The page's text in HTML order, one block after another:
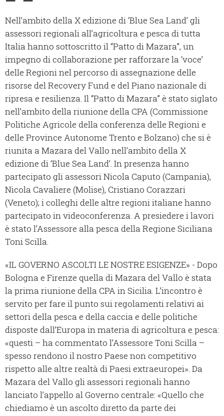
Nell’ambito della X edizione di ‘Blue Sea Land’ gli
assessori regionali all’agricoltura e pesca di tutta
Italia hanno sottoscritto il “Patto di Mazara”, un
impegno di collaborazione per rafforzare la ‘voce’
delle Regioni nel percorso di assegnazione delle
risorse del Recovery Fund e del Piano nazionale di
ripresa e resilienza. Il “Patto di Mazara” è stato siglato
nell’ambito della riunione della CPA (Commissione
Politiche Agricole della conferenza delle Regioni e
delle Province Autonome Trento e Bolzano) che si è
riunita a Mazara del Vallo nell’ambito della X
edizione di ‘Blue Sea Land’. In presenza hanno
partecipato gli assessori Nicola Caputo (Campania),
Nicola Cavaliere (Molise), Cristiano Corazzari
(Veneto); i colleghi delle altre regioni italiane hanno
partecipato in videoconferenza. A presiedere i lavori
è stato l’Assessore alla pesca della Regione Siciliana
Toni Scilla.
«IL GOVERNO ASCOLTI LE NOSTRE ESIGENZE» - Dopo
Bologna e Firenze quella di Mazara del Vallo è stata
la prima riunione della CPA in Sicilia. L’incontro è
servito per fare il punto sui regolamenti relativi ai
settori della pesca e della caccia e delle politiche
disposte dall’Europa in materia di agricoltura e pesca:
«questi – ha commentato l’Assessore Toni Scilla –
spesso rendono il nostro Paese non competitivo
rispetto alle altre realtà di Paesi extraeuropei». Da
Mazara del Vallo gli assessori regionali hanno
lanciato l’appello al Governo centrale: «Quello che
chiediamo è un ascolto diretto da parte dei